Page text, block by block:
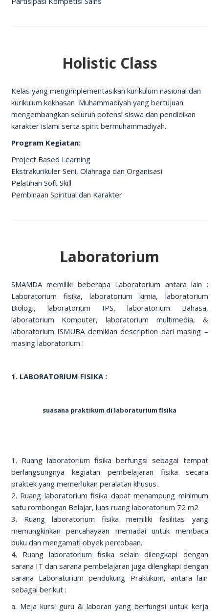
Holistic Class
Kelas yang mengimplementasikan kurikulum nasional dan
kurikulum kekhasan Muhammadiyah yang bertujuan
mengembangkan seluruh potensi siswa dan pendidikan
karakter islami serta spirit bermuhammadiyah.
Program Kegiatan:
Project Based Learning
Ekstrakurikuler Seni, Olahraga dan Organisasi
Pelatihan Soft Skill
Pembinaan Spiritual dan Karakter
Laboratorium
SMAMDA memiliki beberapa Laboratorium antara lain :
Laboratorium fisika, laboratorium kimia, laboratorium
Biologi, laboratorium IPS, laboratorium Bahasa,
laboratorium Komputer, laboratorium multimedia, &
laboratorium ISMUBA demikian description dari masing –
masing laboratorium :
1. LABORATORIUM FISIKA :
suasana praktikum di laboraturium fisika
1. Ruang laboratorium fisika berfungsi sebagai tempat
berlangsungnya kegiatan pembelajaran fisika secara
praktek yang memerlukan peralatan khusus.
2. Ruang laboratorium fisika dapat menampung minimum
satu rombongan Belajar, luas ruang laboratorium 72 m2
3. Ruang laboratorium fisika memiliki fasilitas yang
memungkinkan pencahayaan memadai untuk membaca
buku dan mengamati obyek percobaan.
4. Ruang laboratorium fisika selain dilengkapi dengan
sarana IT dan sarana pembelajaran juga dilengkapi dengan
sarana Laboraturium pendukung Praktikum, antara lain
sebagai berikut :
a. Meja kursi guru & laboran yang berfungsi untuk kerja